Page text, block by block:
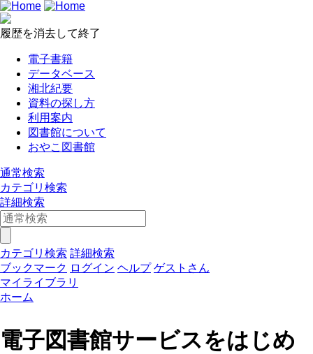
履歴を消去して終了
電子書籍
データベース
湘北紀要
資料の探し方
利用案内
図書館について
おやこ図書館
通常検索
カテゴリ検索
詳細検索
カテゴリ検索 詳細検索
ブックマーク ログイン ヘルプ ゲストさん
マイライブラリ
ホーム
電子図書館サービスをはじめ